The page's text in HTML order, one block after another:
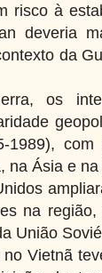
risco à
deveria
da
os
1989),
na Ásia e na
na
União
Vietnã